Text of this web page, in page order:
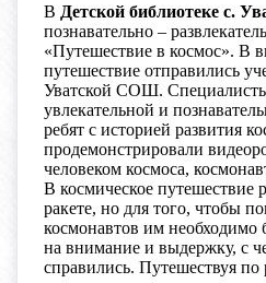
В Детской библиотеке с.
познавательно –
«Путешествие в космос». В
путешествие отправились
Уватской СОШ.
увлекательной и
ребят с историей развития
продемонстрировали
человеком космоса,
В космическое путешествие
ракете, но для того, чтобы
космонавтов им
на внимание и выдержку, с
справились. Путешествуя